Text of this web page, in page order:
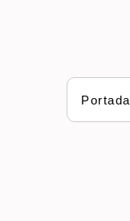
Portada